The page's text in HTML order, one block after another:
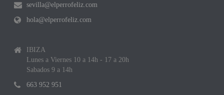
sevilla@elperrofeliz.com
hola@elperrofeliz.com
IBIZA
Lunes a Viernes 10 a 14h - 17 a 20h
Sabados 9 a 14h
663 952 951